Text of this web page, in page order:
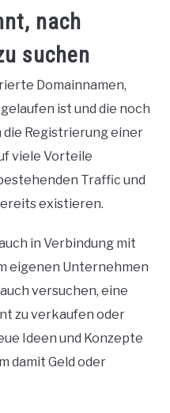
nach
suchen
Domainnamen,
ist und die noch
die Registrierung einer
viele Vorteile
Traffic und
existieren.
in Verbindung mit
eigenen Unternehmen
versuchen, eine
zu verkaufen oder
Ideen und Konzepte
damit Geld oder